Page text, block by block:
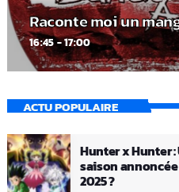
Raconte moi un
16:45 - 17:00
ACTU POPULAIRE
Hunter x Hunter
saison
2025 ?